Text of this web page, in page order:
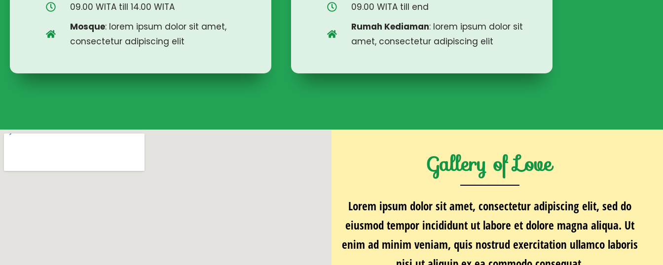
09.00 WITA till 14.00 WITA
Mosque: lorem ipsum dolor sit amet,
consectetur adipiscing elit
09.00 WITA till end
Rumah Kediaman: lorem ipsum dolor sit
amet, consectetur adipiscing elit
Gallery of Love
Lorem ipsum dolor sit amet, consectetur adipiscing elit, sed do
eiusmod tempor incididunt ut labore et dolore magna aliqua. Ut
enim ad minim veniam, quis nostrud exercitation ullamco laboris